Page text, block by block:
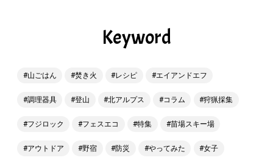
Keyword
山ごはん 焚き火 レシピ エイアンドエフ
調理器具 登山 北アルプス コラム 狩猟採集
フジロック フェスエコ 特集 苗場スキー場
アウトドア 野宿 防災 やってみた 女子